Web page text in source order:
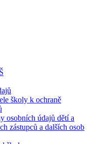
školy k ochraně
osobních údajů dětí a
zástupců a dalších osob